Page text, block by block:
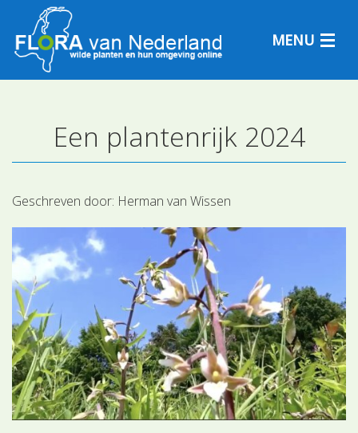
MENU
Plantensoorten
Plantengemeenschappen
Determineren
Een plantenrijk 2024
Geschreven door: Herman van Wissen